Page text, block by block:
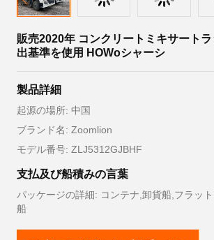
販売2020年 コンクリートミキサート
出基準を使用 HOWoシャーシ
製品詳細
起源の場所: 中国
ブランド名: Zoomlion
モデル番号: ZLJ5312GJBHF
支払及び船積みの言葉
パッケージの詳細: コンテナ,卸貨船,フラッ
船